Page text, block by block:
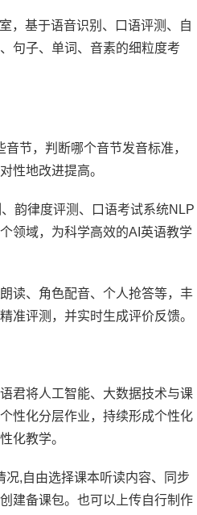
，基于语音识别、口语评测、自
句子、单词、音素的细粒度考
节，判断哪个音节发音标准，
性地改进提高。
韵律度评测、口语考试系统NLP
领域，为科学高效的AI英语教学
读、角色配音、个人抢答等，丰
准评测，并实时生成评价反馈。
君将人工智能、大数据技术与课
性化分层作业，持续形成个性化
化教学。
,自由选择课本听读内容、同步
建备课包。也可以上传自行制作